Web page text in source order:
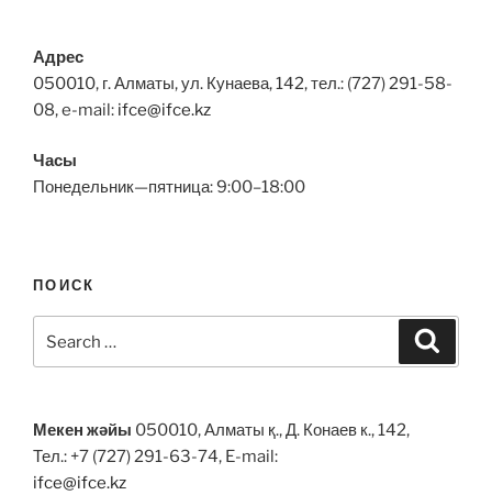
Адрес
050010, г. Алматы, ул. Кунаева, 142, тел.: (727) 291-58-
08, e-mail: ifce@ifce.kz
Часы
Понедельник—пятница: 9:00–18:00
ПОИСК
Мекен жәйы 050010, Алматы қ., Д. Конаев к., 142,
Тел.: +7 (727) 291-63-74, E-mail:
ifce@ifce.kz